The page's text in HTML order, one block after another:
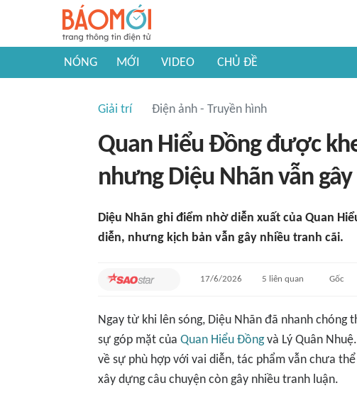
NÓNG MỚI VIDEO CHỦ ĐỀ
Giải trí Điện ảnh - Truyền hình
Quan Hiểu Đồng được
nhưng Diệu Nhãn vẫn
Diệu Nhãn ghi điểm nhờ diễn xuất của Quan
diễn, nhưng kịch bản vẫn gây nhiều tranh cãi.
17/6/2026 5 liên quan Gốc
Ngay từ khi lên sóng, Diệu Nhãn đã nhanh chóng
sự góp mặt của Quan Hiểu Đồngvà Lý Quân
về sự phù hợp với vai diễn, tác phẩm vẫn chưa
xây dựng câu chuyện còn gây nhiều tranh luận.